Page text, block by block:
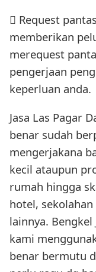
 Request
memberikan
merequest
pengerjaan
keperluan anda.
Jasa Las Pagar
benar sudah
mengerjakana
kecil ataupun
rumah hingga
hotel,
lainnya. Bengkel
kami
benar bermutu